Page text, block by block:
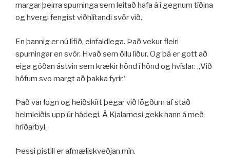
margar þeirra spurninga sem leitað hafa á í gegnum tíðina
og hvergi fengist viðhlítandi svör við.
En þannig er nú lífið, einfaldlega. Það vekur fleiri
spurningar en svör. Hvað sem öllu líður. Og þá er gott að
eiga góðan ástvin sem krækir hönd í hönd og hvíslar: „Við
höfum svo margt að þakka fyrir.“
Það var logn og heiðskírt þegar við lögðum af stað
heimleiðis upp úr hádegi. Á Kjalarnesi gekk hann á með
hríðarbyl.
Þessi pistill er afmæliskveðjan mín.